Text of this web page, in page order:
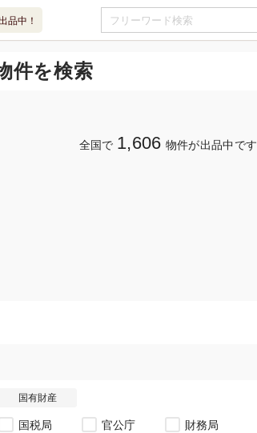
品中！
件を検索
全国で 1,606 物件が出品中です
国有財産
国税局 官公庁 財務局